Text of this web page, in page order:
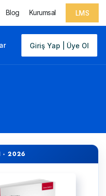
Blog Kurumsal LMS
Giriş Yap | Üye Ol
· 2026